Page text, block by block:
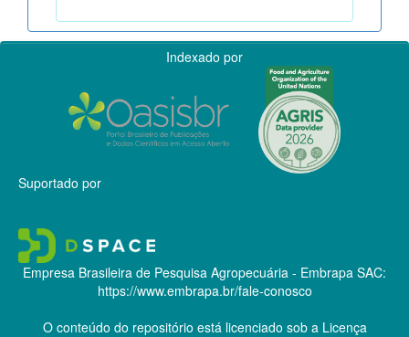
Indexado por
Suportado por
Empresa Brasileira de Pesquisa Agropecuária - Embrapa SAC:
https://www.embrapa.br/fale-conosco
O conteúdo do repositório está licenciado sob a Licença